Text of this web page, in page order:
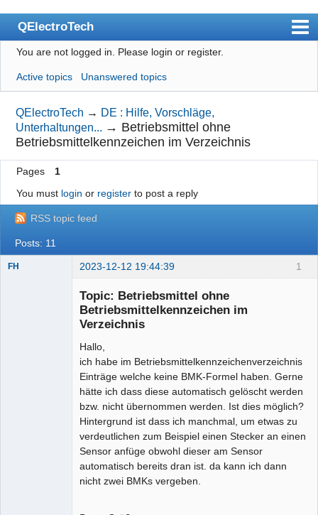
QElectroTech
Index
User list
Search
Register
Login
Wiki
BugTracker
Manual 0.8_cs
Google_Search
You are not logged in. Please login or register.
Active topics Unanswered topics
QElectroTech → DE : Hilfe, Vorschläge,
Unterhaltungen... → Betriebsmittel ohne
Betriebsmittelkennzeichen im Verzeichnis
Pages
1
You must login or registerto post a reply
RSS topic feed
Posts: 11
1
FH 2023-12-12 19:44:39
Topic: Betriebsmittel ohne
Betriebsmittelkennzeichen im
Verzeichnis
Hallo,
ich habe im Betriebsmittelkennzeichenverzeichnis
Einträge welche keine BMK-Formel haben. Gerne
hätte ich dass diese automatisch gelöscht werden
bzw. nicht übernommen werden. Ist dies möglich?
Hintergrund ist dass ich manchmal, um etwas zu
verdeutlichen zum Beispiel einen Stecker an einen
Sensor anfüge obwohl dieser am Sensor
automatisch bereits dran ist. da kann ich dann
nicht zwei BMKs vergeben.